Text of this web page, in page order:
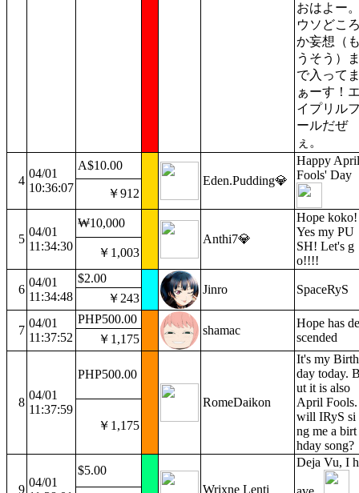
おはよー
ウソどこ
か妄想（
うそう）
で入って
ぁーす！
イプリル
ールだぜ
ぇ。
4
04/01
10:36:07
A$10.00
Eden.Pudding💎
Happy April
Fools' Day
￥912
5
04/01
11:34:30
₩10,000
Anthi7💎
Hope koko!
Yes my PU
SH! Let's g
o!!!!
￥1,003
6
04/01
11:34:48
$2.00
Jinro
SpaceRyS
￥243
7
04/01
11:37:52
PHP500.00
shamac
Hope has de
scended
￥1,175
8
04/01
11:37:59
PHP500.00
RomeDaikon
It's my Birth
day today.
ut it is also
April Fools.
will IRyS si
ng me a birt
hday song?
￥1,175
9
04/01
$5.00
Wrixne Lenti
Deja Vu, I h